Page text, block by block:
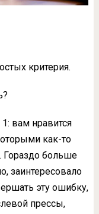
критерия.
вам нравится
как-то
Гораздо больше
заинтересовало
эту ошибку,
прессы,